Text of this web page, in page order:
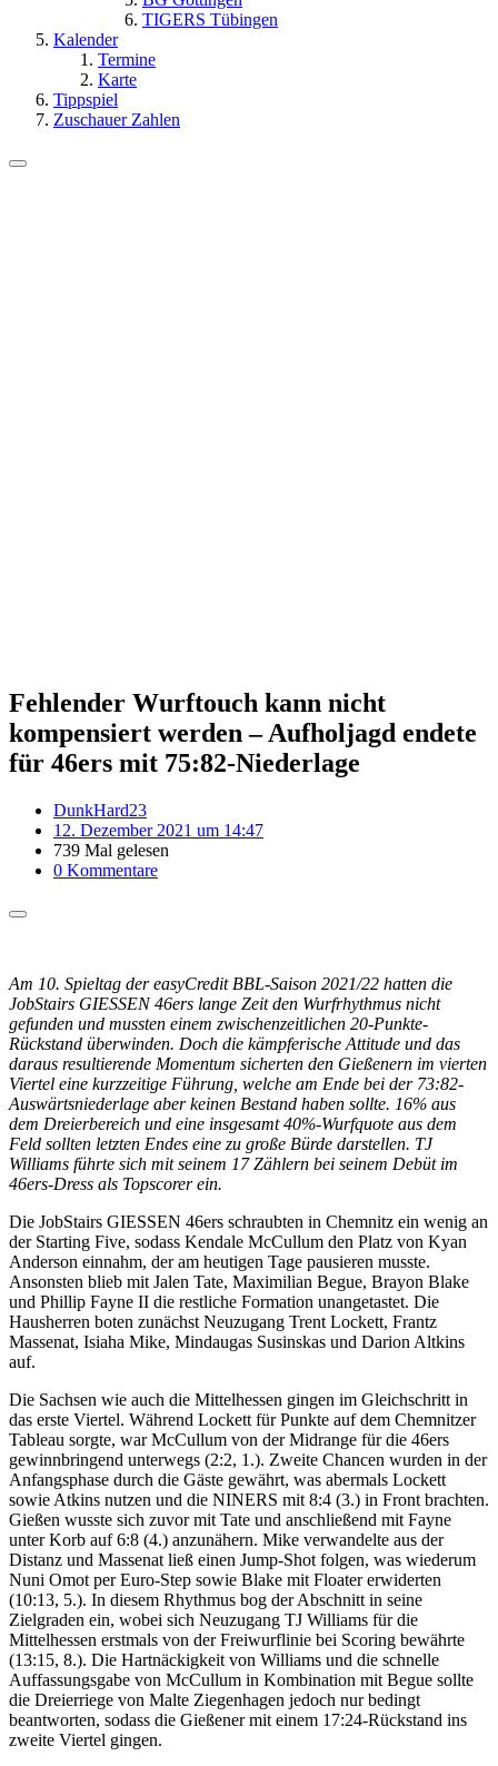
TIGERS Tübingen
Kalender
Termine
Karte
Tippspiel
Zuschauer Zahlen
Fehlender Wurftouch kann nicht
kompensiert werden – Aufholjagd endete
für 46ers mit 75:82-Niederlage
DunkHard23
12. Dezember 2021 um 14:47
739 Mal gelesen
0 Kommentare
Am 10. Spieltag der easyCredit BBL-Saison 2021/22 hatten die
JobStairs GIESSEN 46ers lange Zeit den Wurfrhythmus nicht
gefunden und mussten einem zwischenzeitlichen 20-Punkte-
Rückstand überwinden. Doch die kämpferische Attitude und das
daraus resultierende Momentum sicherten den Gießenern im vierten
Viertel eine kurzzeitige Führung, welche am Ende bei der 73:82-
Auswärtsniederlage aber keinen Bestand haben sollte. 16% aus
dem Dreierbereich und eine insgesamt 40%-Wurfquote aus dem
Feld sollten letzten Endes eine zu große Bürde darstellen. TJ
Williams führte sich mit seinem 17 Zählern bei seinem Debüt im
46ers-Dress als Topscorer ein.
Die JobStairs GIESSEN 46ers schraubten in Chemnitz ein wenig an
der Starting Five, sodass Kendale McCullum den Platz von Kyan
Anderson einnahm, der am heutigen Tage pausieren musste.
Ansonsten blieb mit Jalen Tate, Maximilian Begue, Brayon Blake
und Phillip Fayne II die restliche Formation unangetastet. Die
Hausherren boten zunächst Neuzugang Trent Lockett, Frantz
Massenat, Isiaha Mike, Mindaugas Susinskas und Darion Altkins
auf.
Die Sachsen wie auch die Mittelhessen gingen im Gleichschritt in
das erste Viertel. Während Lockett für Punkte auf dem Chemnitzer
Tableau sorgte, war McCullum von der Midrange für die 46ers
gewinnbringend unterwegs (2:2, 1.). Zweite Chancen wurden in der
Anfangsphase durch die Gäste gewährt, was abermals Lockett
sowie Atkins nutzen und die NINERS mit 8:4 (3.) in Front brachten.
Gießen wusste sich zuvor mit Tate und anschließend mit Fayne
unter Korb auf 6:8 (4.) anzunähern. Mike verwandelte aus der
Distanz und Massenat ließ einen Jump-Shot folgen, was wiederum
Nuni Omot per Euro-Step sowie Blake mit Floater erwiderten
(10:13, 5.). In diesem Rhythmus bog der Abschnitt in seine
Zielgraden ein, wobei sich Neuzugang TJ Williams für die
Mittelhessen erstmals von der Freiwurflinie bei Scoring bewährte
(13:15, 8.). Die Hartnäckigkeit von Williams und die schnelle
Auffassungsgabe von McCullum in Kombination mit Begue sollte
die Dreierriege von Malte Ziegenhagen jedoch nur bedingt
beantworten, sodass die Gießener mit einem 17:24-Rückstand ins
zweite Viertel gingen.